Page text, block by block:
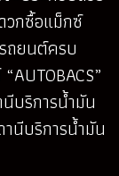
วกซื้อแม็กซ์
ถยนต์ครบ
บริการน้ำมัน
นีบริการน้ำมัน